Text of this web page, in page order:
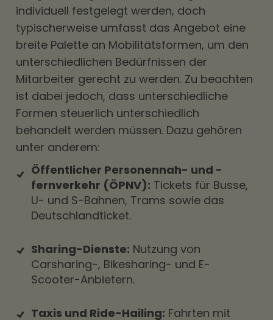
individuell festgelegt werden, doch
typischerweise umfasst das Angebot eine
breite Palette an Mobilitätsformen, um den
unterschiedlichen Bedürfnissen der
Mitarbeiter gerecht zu werden. Zu beachten
ist dabei jedoch, dass unterschiedliche
Formen steuerlich unterschiedlich
behandelt werden müssen. Dazu gehören
unter anderem:
Öffentlicher Personennah- und -
fernverkehr (ÖPNV): Tickets für Busse,
U- und S-Bahnen, Trams sowie das
Deutschlandticket.
Sharing-Dienste: Nutzung von
Carsharing-, Bikesharing- und E-
Scooter-Anbietern.
Taxis und Ride-Hailing: Fahrten mit